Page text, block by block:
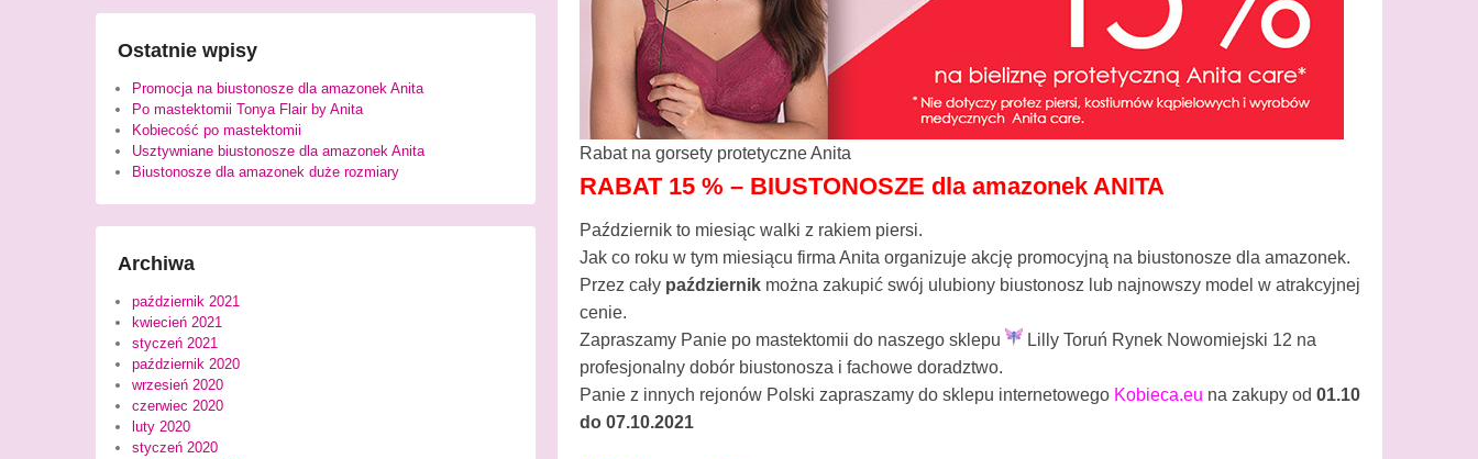
Rabat na gorsety protetyczne Anita
RABAT 15 % – BIUSTONOSZE dla amazonek ANITA
Październik to miesiąc walki z rakiem piersi.
Jak co roku w tym miesiącu firma Anita organizuje akcję promocyjną na biustonosze dla amazonek.
Przez cały październik można zakupić swój ulubiony biustonosz lub najnowszy model w atrakcyjnej
cenie.
Zapraszamy Panie po mastektomii do naszego sklepu
Lilly Toruń Rynek Nowomiejski 12 na
profesjonalny dobór biustonosza i fachowe doradztwo.
Panie z innych rejonów Polski zapraszamy do sklepu internetowego Kobieca.eu na zakupy od 01.10
do 07.10.2021
Ostatnie wpisy
Promocja na biustonosze dla amazonek Anita
Po mastektomii Tonya Flair by Anita
Kobiecość po mastektomii
Usztywniane biustonosze dla amazonek Anita
Biustonosze dla amazonek duże rozmiary
Archiwa
październik 2021
kwiecień 2021
styczeń 2021
październik 2020
wrzesień 2020
czerwiec 2020
luty 2020
styczeń 2020